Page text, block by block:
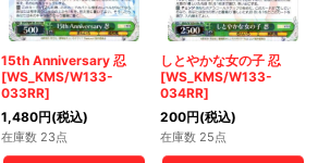
15th Anniversary 忍
[WS_KMS/W133-
033RR]
1,480円(税込)
在庫数 23点
しとやかな女の子 忍
[WS_KMS/W133-
034RR]
200円(税込)
在庫数 25点